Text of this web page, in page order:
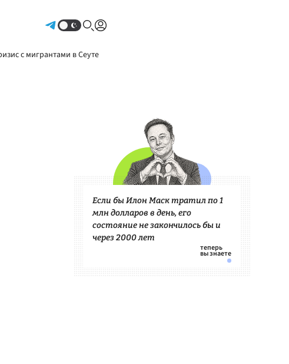
с мигрантами в Сеуте
Если бы Илон Маск тратил по 1
млн долларов в день, его
состояние не закончилось бы и
через 2000 лет